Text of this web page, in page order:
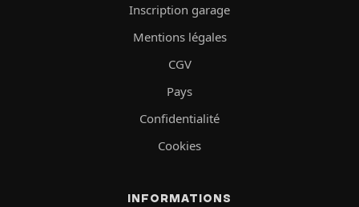
Inscription garage
Mentions légales
CGV
Pays
Confidentialité
Cookies
INFORMATIONS